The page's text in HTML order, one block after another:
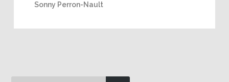
Sonny Perron-Nault